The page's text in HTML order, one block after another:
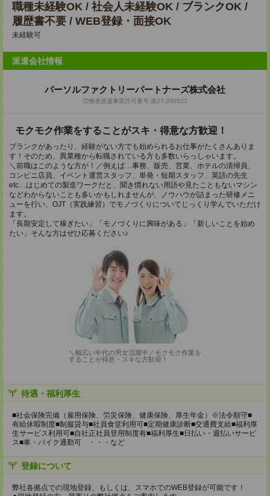
職種未経験OK / 社会人未経験OK / ブランクOK /
履歴書不要 / WEB登録・面接OK
未経験可
派遣会社情報
パーソルファクトリーパートナーズ株式会社
労働者派遣事業許可番号:派27-300523
モクモク作業をすることがスキ・得意な方歓迎！
ブランクがあったり、経験がない方でも始められるお仕事がたくさんありま
す！そのため、異業種から転職されている方も多数いらっしゃいます。
＼前職はこのような方が！／例えば…事務、販売、営業、ホテルの清掃員、
コンビニ店員、イベント運営スタッフ、単発・短期スタッフ、英語の先生
etc…はじめての製造ワークだと、聞き慣れない用語や見たこともないマシン
などわからないことも多いかもしれませんが、ノウハウが詰まった研修メニ
ューを行い、OJT（実践練習）でモノづくりについてじっくり学んでいただけ
ます。
「長期安定して稼ぎたい」「モノづくりに興味がある」「新しいことを始め
たい」そんな方はぜひ応募ください♪
＼幅広い年代の男女活躍中／モクモク作業を
することが得意・スキな方歓迎！
待遇・福利厚生
■社会保険完備（雇用保険、労災保険、健康保険、厚生年金）※法令順守■
有給休暇制度■制服貸与■社員食堂利用可■定期健康診断■交通費支給■福利厚
生サービス利用可■自社正社員登用制度有■福利厚生■日払い・週払いサービ
ス■車・バイク通勤可 ・・・など
登録について
弊社各拠点での現地登録、もしくは、スマホでのWEB登録が可能です！